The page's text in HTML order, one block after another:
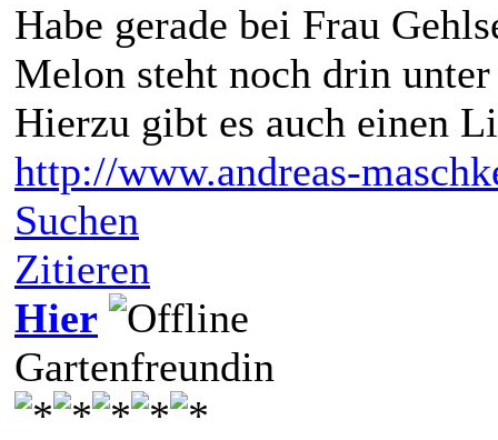
Habe gerade bei Frau
Melon steht noch drin
Hierzu gibt es auch einen
http://www.andreas-
Suchen
Zitieren
Hier
Gartenfreundin